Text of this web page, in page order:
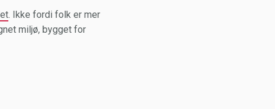
. Ikke fordi folk er mer
miljø, bygget for